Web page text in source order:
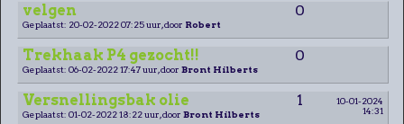
velgen 0
Geplaatst: 20-02-2022 07:25 uur, door Robert
Trekhaak P4 gezocht!! 0
Geplaatst: 06-02-2022 17:47 uur, door Bront Hilberts
Versnellingsbak olie 1
10-01-2024
14:31
Geplaatst: 01-02-2022 18:22 uur, door Bront Hilberts